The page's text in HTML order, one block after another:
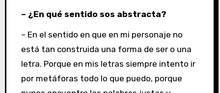
– ¿En qué sentido sos abstracta?
– En el sentido en que en mi personaje no
está tan construida una forma de ser o una
letra. Porque en mis letras siempre intento ir
por metáforas todo lo que puedo, porque